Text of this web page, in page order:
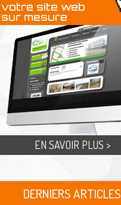
votre site web
sur mesure
EN SAVOIR PLUS >
DERNIERS ARTICLES